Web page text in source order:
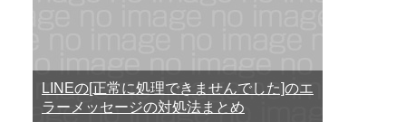
LINEの[正常に処理できませんでした]のエ
ラーメッセージの対処法まとめ